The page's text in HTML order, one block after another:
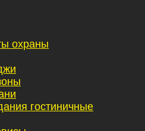
охраны
гостиничные